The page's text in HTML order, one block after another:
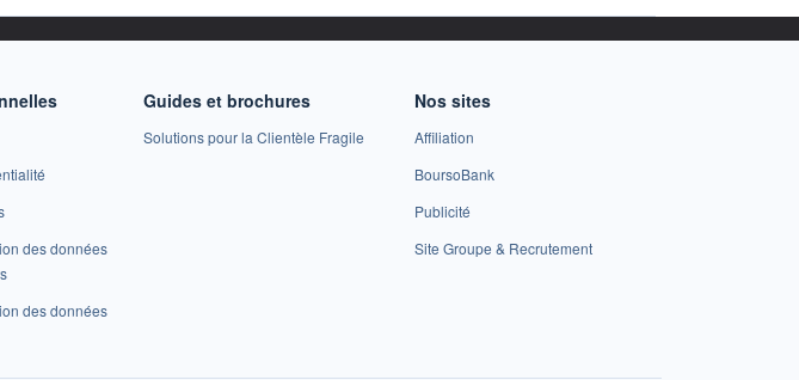
des données
des données
Guides et brochures
Solutions pour la Clientèle Fragile
Nos sites
Affiliation
BoursoBank
Publicité
Site Groupe & Recrutement